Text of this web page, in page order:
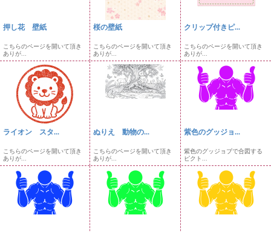
押し花 壁紙
こちらのページを開いて頂き
ありが...
桜の壁紙
こちらのページを開いて頂き
ありが...
クリップ付きピ...
こちらのページを開いて頂き
ありが...
ライオン スタ...
こちらのページを開いて頂き
ありが...
ぬりえ 動物の...
こちらのページを開いて頂き
ありが...
紫色のグッジョ...
紫色のグッジョブで合図する
ピクト...